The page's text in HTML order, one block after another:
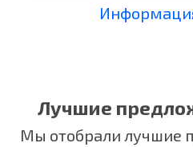
Лучшие
Мы отобрали лучшие